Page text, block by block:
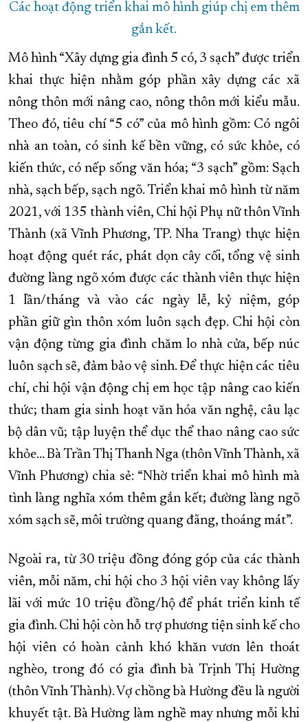
Các hoạt động triển khai mô hình giúp chị em thêm
gắn kết.
Mô hình “Xây dựng gia đình 5 có, 3 sạch” được triển
khai thực hiện nhằm góp phần xây dựng các xã
nông thôn mới nâng cao, nông thôn mới kiểu mẫu.
Theo đó, tiêu chí “5 có” của mô hình gồm: Có ngôi
nhà an toàn, có sinh kế bền vững, có sức khỏe, có
kiến thức, có nếp sống văn hóa; “3 sạch” gồm: Sạch
nhà, sạch bếp, sạch ngõ. Triển khai mô hình từ năm
2021, với 135 thành viên, Chi hội Phụ nữ thôn Vĩnh
Thành (xã Vĩnh Phương, TP. Nha Trang) thực hiện
hoạt động quét rác, phát dọn cây cối, tổng vệ sinh
đường làng ngõ xóm được các thành viên thực hiện
1 lần/tháng và vào các ngày lễ, kỷ niệm, góp
phần giữ gìn thôn xóm luôn sạch đẹp. Chi hội còn
vận động từng gia đình chăm lo nhà cửa, bếp núc
luôn sạch sẽ, đảm bảo vệ sinh. Để thực hiện các tiêu
chí, chi hội vận động chị em học tập nâng cao kiến
thức; tham gia sinh hoạt văn hóa văn nghệ, câu lạc
bộ dân vũ; tập luyện thể dục thể thao nâng cao sức
khỏe... Bà Trần Thị Thanh Nga (thôn Vĩnh Thành, xã
Vĩnh Phương) chia sẻ: “Nhờ triển khai mô hình mà
tình làng nghĩa xóm thêm gắn kết; đường làng ngõ
xóm sạch sẽ, môi trường quang đãng, thoáng mát”.
Ngoài ra, từ 30 triệu đồng đóng góp của các thành
viên, mỗi năm, chi hội cho 3 hội viên vay không lấy
lãi với mức 10 triệu đồng/hộ để phát triển kinh tế
gia đình. Chi hội còn hỗ trợ phương tiện sinh kế cho
hội viên có hoàn cảnh khó khăn vươn lên thoát
nghèo, trong đó có gia đình bà Trịnh Thị Hường
(thôn Vĩnh Thành). Vợ chồng bà Hường đều là người
khuyết tật. Bà Hường làm nghề may nhưng mỗi khi